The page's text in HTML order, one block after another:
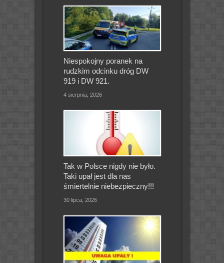
Niespokojny poranek na
rudzkim odcinku dróg DW
919 i DW 921.
4 sierpnia, 2026
Tak w Polsce nigdy nie było.
Taki upał jest dla nas
śmiertelnie niebezpieczny!!!
30 lipca, 2026